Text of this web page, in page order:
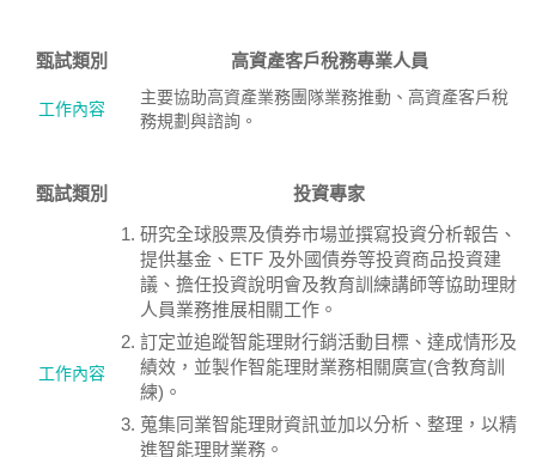
甄試類別 高資產客戶稅務專業人員
工作內容
主要協助高資產業務團隊業務推動、高資產客戶稅
務規劃與諮詢。
甄試類別 投資專家
工作內容
研究全球股票及債券市場並撰寫投資分析報告、
提供基金、ETF 及外國債券等投資商品投資建
議、擔任投資說明會及教育訓練講師等協助理財
人員業務推展相關工作。
訂定並追蹤智能理財行銷活動目標、達成情形及
績效，並製作智能理財業務相關廣宣(含教育訓
練)。
蒐集同業智能理財資訊並加以分析、整理，以精
進智能理財業務。